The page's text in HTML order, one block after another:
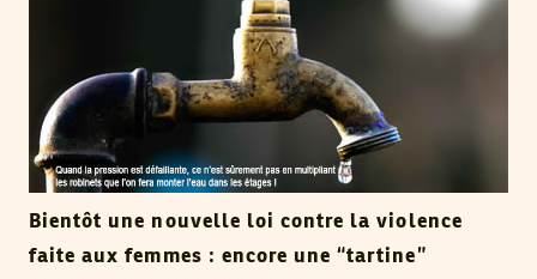
Bientôt une nouvelle loi contre la violence
faite aux femmes : encore une “tartine”